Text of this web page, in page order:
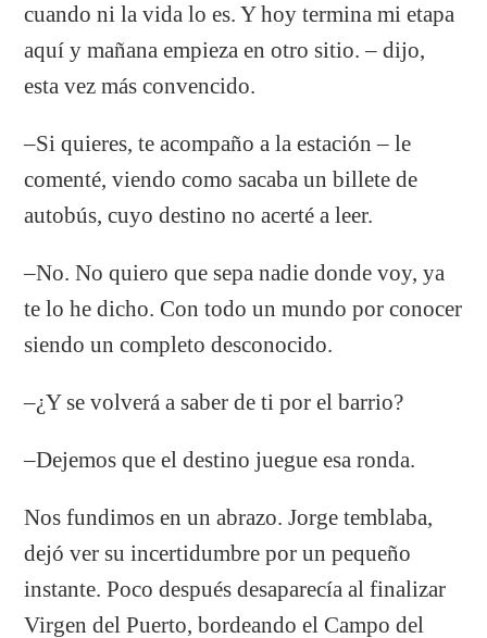
cuando ni la vida lo es. Y hoy termina mi etapa
aquí y mañana empieza en otro sitio. – dijo,
esta vez más convencido.
–Si quieres, te acompaño a la estación – le
comenté, viendo como sacaba un billete de
autobús, cuyo destino no acerté a leer.
–No. No quiero que sepa nadie donde voy, ya
te lo he dicho. Con todo un mundo por conocer
siendo un completo desconocido.
–¿Y se volverá a saber de ti por el barrio?
–Dejemos que el destino juegue esa ronda.
Nos fundimos en un abrazo. Jorge temblaba,
dejó ver su incertidumbre por un pequeño
instante. Poco después desaparecía al finalizar
Virgen del Puerto, bordeando el Campo del